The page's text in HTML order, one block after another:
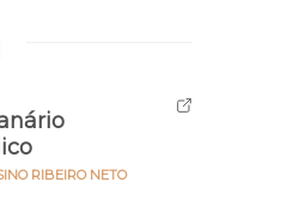
RIBEIRO NETO